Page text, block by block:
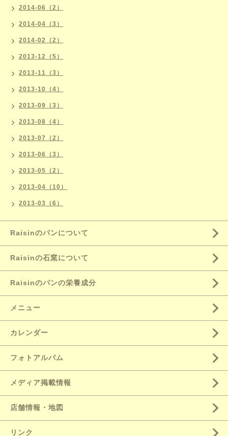
2014-06（2）
2014-04（3）
2014-02（2）
2013-12（5）
2013-11（3）
2013-10（4）
2013-09（3）
2013-08（4）
2013-07（2）
2013-06（3）
2013-05（2）
2013-04（10）
2013-03（6）
Raisinのパンについて
Raisinの石窯について
Raisinのパンの栄養成分
メニュー
カレンダー
フォトアルバム
メディア掲載情報
店舗情報・地図
リンク